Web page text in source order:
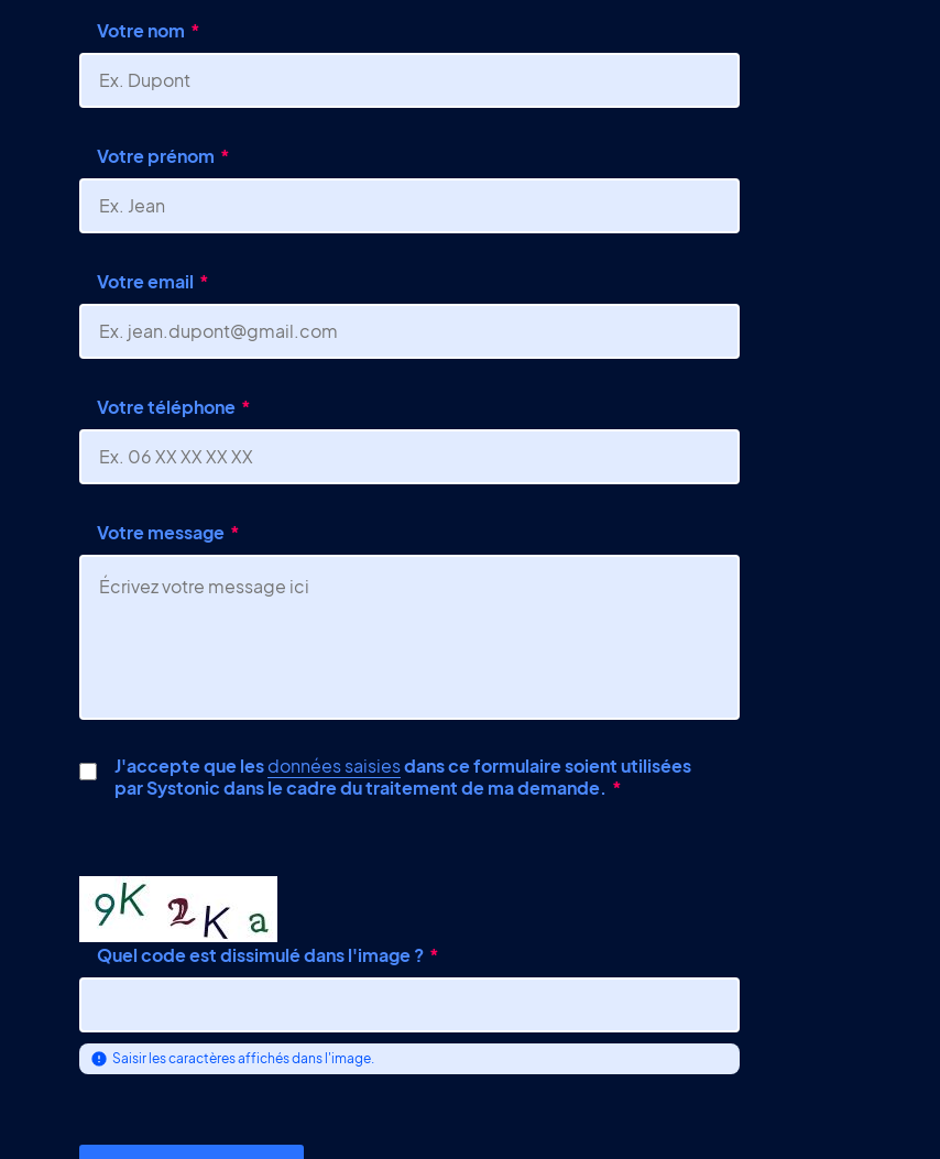
Votre nom
Votre prénom
Votre email
Votre téléphone
Votre message
J'accepte que lesdonnées saisiesdans ce formulaire soient utilisées
par Systonic dans le cadre du traitement de ma demande.
Quel code est dissimulé dans l'image ?
Saisir les caractères affichés dans l'image.